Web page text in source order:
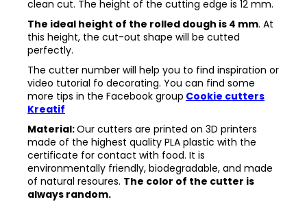
clean cut. The height of the cutting edge is 12 mm.
The ideal height of the rolled dough is 4 mm. At
this height, the cut-out shape will be cutted
perfectly.
The cutter number will help you to find inspiration or
video tutorial fo decorating. You can find some
more tips in the Facebook group Cookie cutters
Kreatif
Material:Our cutters are printed on 3D printers
made of the highest quality PLA plastic with the
certificate for contact with food. It is
environmentally friendly, biodegradable, and made
of natural resoures. The color of the cutter is
always random.